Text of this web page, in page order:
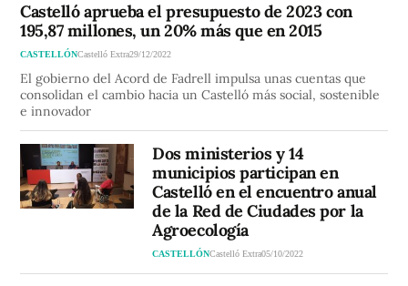
Castelló aprueba el presupuesto de 2023 con
195,87 millones, un 20% más que en 2015
CASTELLÓNCastelló Extra29/12/2022
El gobierno del Acord de Fadrell impulsa unas cuentas que
consolidan el cambio hacia un Castelló más social, sostenible
e innovador
Dos ministerios y 14
municipios participan en
Castelló en el encuentro anual
de la Red de Ciudades por la
Agroecología
CASTELLÓNCastelló Extra05/10/2022